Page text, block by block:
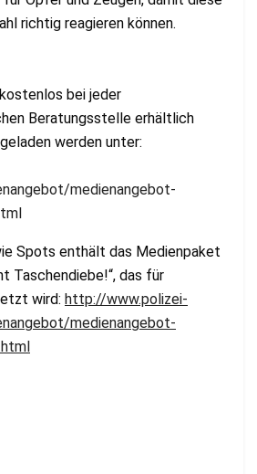
richtig reagieren können.
bei jeder
Beratungsstelle erhältlich
werden unter:
medienangebot-
Spots enthält das Medienpaket
Taschendiebe!“, das für
wird: http://www.polizei-
medienangebot-